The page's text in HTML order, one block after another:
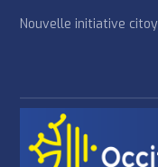
Nouvelle initiative